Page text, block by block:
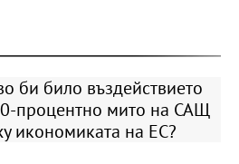
би било въздействието
процентно мито на САЩ
икономиката на ЕС?